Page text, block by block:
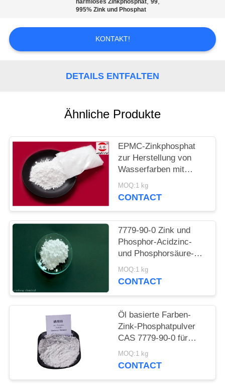
EIN
ANGEBOT
POLICY
harmloses Zinkphosphat 99
995% Zink und Phosphat
KONTAKT!
DETAILS ENTFALTEN
Ähnliche Produkte
EPMC-Zinkphosphat
zur Herstellung von
Wasserfarben mit
niedrigem
Schwermetallgehalt an
MOQ:1 kg
CONTACT
7779-90-0 Zink und
Phosphor-Acidzinc-
und Phosphorsäure-
ätzende Antifarbe für
Stahl
MOQ:1 kg
CONTACT
Öl basierte Farben-
Zink-Phosphatpulver
CAS 7779-90-0 für
Schiff und
Stahlkonstruktionen
MOQ:1 kg
CONTACT